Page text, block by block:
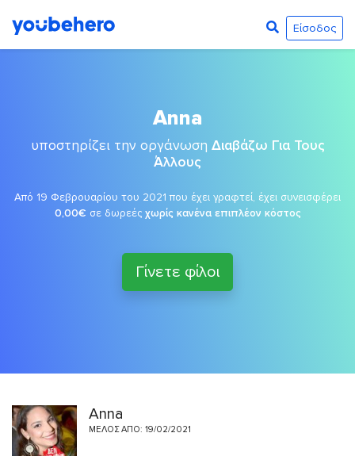
Είσοδος
Anna
υποστηρίζει την οργάνωση Διαβάζω Για Τους
Άλλους
Από 19 Φεβρουαρίου του 2021 που έχει γραφτεί, έχει συνεισφέρει
0,00€ σε δωρεές χωρίς κανένα επιπλέον κόστος
Γίνετε φίλοι
Anna
ΜΈΛΟΣ ΑΠΌ: 19/02/2021